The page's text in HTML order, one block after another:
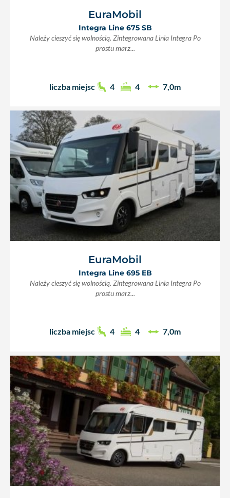
EuraMobil
Integra Line 675 SB
Należy cieszyć się wolnością. Zintegrowana Linia Integra Po
prostu marz...
liczba miejsc 4 4 7,0m
EuraMobil
Integra Line 695 EB
Należy cieszyć się wolnością. Zintegrowana Linia Integra Po
prostu marz...
liczba miejsc 4 4 7,0m